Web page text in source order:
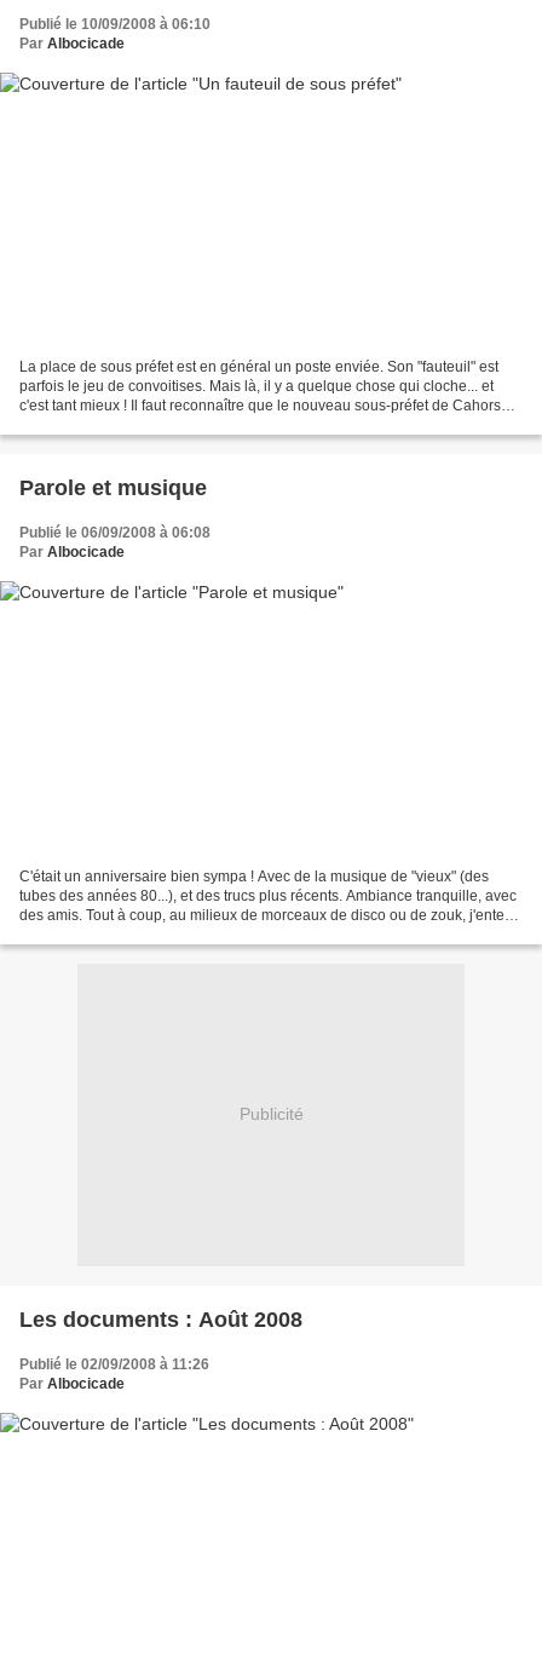
Publié le 10/09/2008 à 06:10
Par Albocicade
La place de sous préfet est en général un poste enviée. Son "fauteuil" est
parfois le jeu de convoitises. Mais là, il y a quelque chose qui cloche... et
c'est tant mieux ! Il faut reconnaître que le nouveau sous-préfet de Cahors
Parole et musique
Publié le 06/09/2008 à 06:08
Par Albocicade
C'était un anniversaire bien sympa ! Avec de la musique de "vieux" (des
tubes des années 80...), et des trucs plus récents. Ambiance tranquille, avec
des amis. Tout à coup, au milieux de morceaux de disco ou de zouk, j'entend
Publicité
Les documents : Août 2008
Publié le 02/09/2008 à 11:26
Par Albocicade